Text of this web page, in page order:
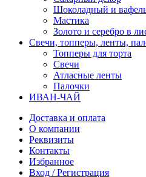
Шоколадный и
Мастика
Золото и серебро в
Свечи, топперы, ленты,
Топперы для торта
Свечи
Атласные ленты
Палочки
ИВАН-ЧАЙ
Доставка и оплата
О компании
Реквизиты
Контакты
Избранное
Вход / Регистрация